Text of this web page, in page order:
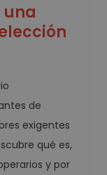
de
exigentes
qué es,
y por